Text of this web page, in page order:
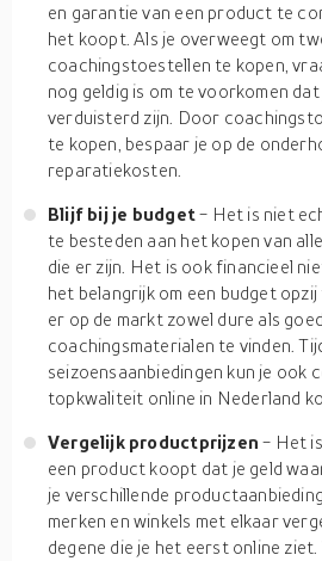
en garantie van een product te
het koopt. Als je overweegt om
coachingstoestellen te kopen,
nog geldig is om te voorkomen
verduisterd zijn. Door
te kopen, bespaar je op de
reparatiekosten.
Blijf bij je budget- Het is niet
te besteden aan het kopen van
die er zijn. Het is ook financieel
het belangrijk om een budget
er op de markt zowel dure als
coachingsmaterialen te vinden.
seizoensaanbiedingen kun je ook
topkwaliteit online in Nederland
Vergelijk productprijzen- Het
een product koopt dat je geld
je verschillende
merken en winkels met elkaar
degene die je het eerst online